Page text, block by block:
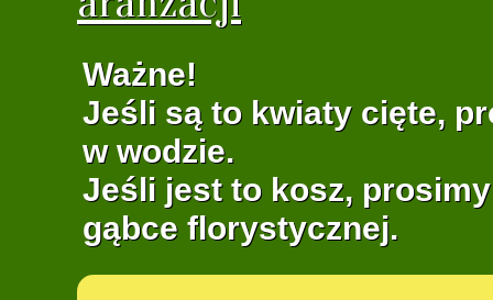
Ważne!
Jeśli są to kwiaty cięte,
w wodzie.
Jeśli jest to kosz,
gąbce florystycznej.